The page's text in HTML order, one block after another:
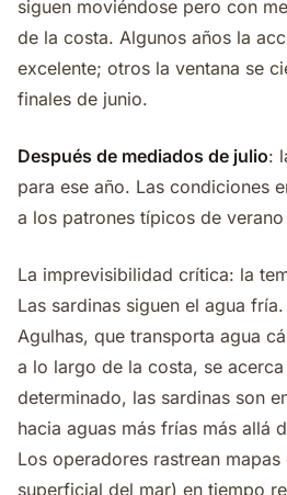
siguen moviéndose pero con
de la costa. Algunos años la
excelente; otros la ventana se
finales de junio.
Después de mediados de julio:
para ese año. Las condiciones
a los patrones típicos de
La imprevisibilidad crítica: la
Las sardinas siguen el agua
Agulhas, que transporta agua
a lo largo de la costa, se
determinado, las sardinas son
hacia aguas más frías más allá
Los operadores rastrean
superficial del mar) en tiempo